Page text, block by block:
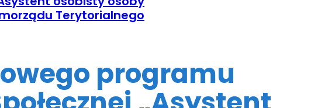
Terytorialnego
programu